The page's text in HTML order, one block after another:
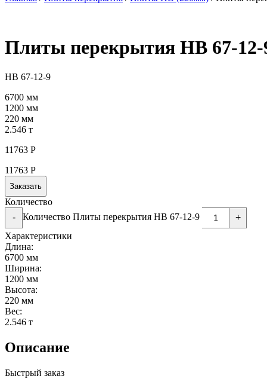
Плиты перекрытия НВ 67-12-
НВ 67-12-9
6700 мм
1200 мм
220 мм
2.546 т
11763 Р
11763 Р
Заказать
Количество
-
Количество Плиты перекрытия НВ 67-12-9
+
Характеристики
Длина:
6700 мм
Ширина:
1200 мм
Высота:
220 мм
Вес:
2.546 т
Описание
Быстрый заказ